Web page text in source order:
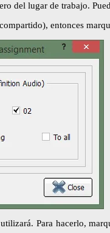
del lugar de trabajo.
entonces
Para hacerlo,